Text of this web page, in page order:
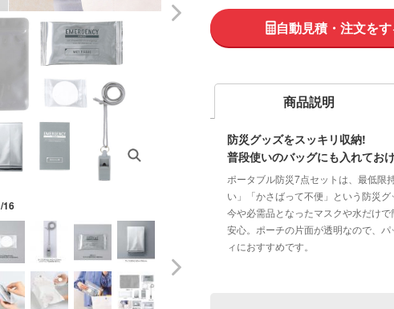
/16
自動見積・注文を
商品説明
防災グッズをスッキリ収納!
普段使いのバッグにも入れてお
ポータブル防災7点セットは、最低限
い」「かさばって不便」という防災
今や必需品となったマスクや水だけ
安心。ポーチの片面が透明なので、
ィにおすすめです。